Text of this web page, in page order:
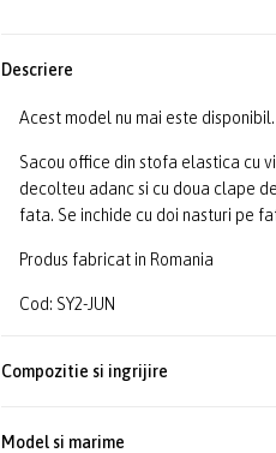
Descriere
Acest model nu mai este disponibil.
Sacou office din stofa elastica cu
decolteu adanc si cu doua clape
fata. Se inchide cu doi nasturi pe
Produs fabricat in Romania
Cod: SY2-JUN
Compozitie si ingrijire
Model si marime